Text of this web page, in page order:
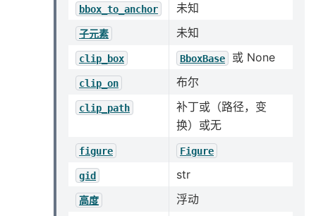
bbox_to_anchor 未知
子元素 未知
clip_box BboxBase 或 None
clip_on 布尔
clip_path
补丁或（路径，变
换）或无
figure Figure
gid str
高度 浮动